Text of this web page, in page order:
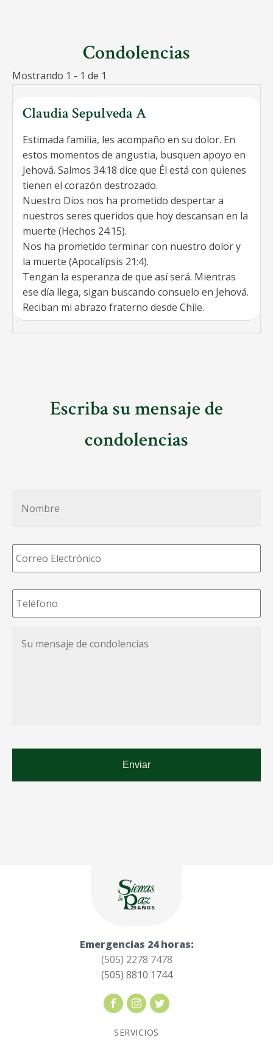
Condolencias
Mostrando 1 - 1 de 1
Claudia Sepulveda A
Estimada familia, les acompaño en su dolor. En
estos momentos de angustia, busquen apoyo en
Jehová. Salmos 34:18 dice que Él está con quienes
tienen el corazón destrozado.
Nuestro Dios nos ha prometido despertar a
nuestros seres queridos que hoy descansan en la
muerte (Hechos 24:15).
Nos ha prometido terminar con nuestro dolor y
la muerte (Apocalípsis 21:4).
Tengan la esperanza de que así será. Mientras
ese día llega, sigan buscando consuelo en Jehová.
Reciban mi abrazo fraterno desde Chile.
Escriba su mensaje de
condolencias
Correo
Electrónico *
Teléfono *
mensaje
29 AÑOS
Emergencias 24 horas:
(505) 2278 7478
(505) 8810 1744
SERVICIOS